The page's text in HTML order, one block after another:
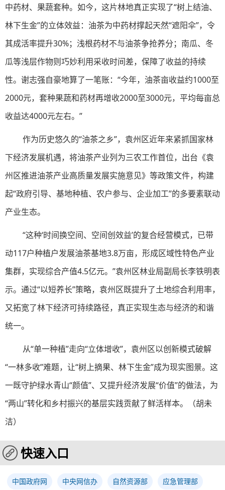
中药材、果蔬套种。如今，这片林地真正实现了“树上结油、
林下生金”的立体效益：油茶为中药材撑起天然“遮阳伞”，令
其成活率提升30%；浅根药材不与油茶争抢养分；南瓜、冬
瓜等浅层作物则巧妙利用采收时间差，保障了收益的持续
性。谢志强自豪地算了一笔账：“今年，油茶亩收益约1000至
2000元，套种果蔬和药材再增收2000至3000元，平均每亩总
收益达4000元左右。”
作为历史悠久的“油茶之乡”，袁州区近年来紧抓国家林
下经济发展机遇，将油茶产业列为三农工作首位，出台《袁
州区推进油茶产业高质量发展实施意见》等政策文件，构建
起“政府引导、基地种植、农户参与、企业加工”的多要素联动
产业生态。
“这种‘时间换空间、空间创效益’的复合经营模式，已带
动117户种植户发展油茶基地3.8万亩，形成区域性特色产业
集群，实现综合产值4.5亿元。”袁州区林业局副局长李铁明表
示。通过“以短养长”策略，袁州区既提升了土地综合利用率，
又拓宽了林下经济可持续路径，真正实现生态与经济的和谐
统一。
从“单一种植”走向“立体增收”，袁州区以创新模式破解
“一林多收”难题，让“树上摘果、林下生金”成为现实图景。这
一既守护绿水青山“颜值”、又提升经济发展“价值”的做法，为
“两山”转化和乡村振兴的基层实践贡献了鲜活样本。（胡未
洁）
快速入口
中国政府网 中央网信办 自然资源部 应急管理部